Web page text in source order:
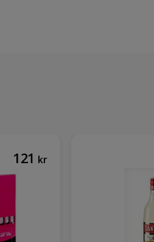
121 kr